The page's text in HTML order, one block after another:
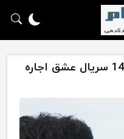
آخرین مطالب دانلود قسمت 14 سریال عشق اجاره